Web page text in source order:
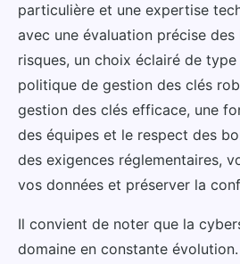
particulière et une expertise
avec une évaluation précise
risques, un choix éclairé de
politique de gestion des clés
gestion des clés efficace, une
des équipes et le respect des
des exigences réglementaires,
vos données et préserver la
Il convient de noter que la
domaine en constante